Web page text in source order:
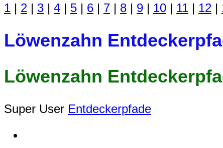
1 | 2 | 3 | 4 | 5 | 6 | 7 | 8 | 9 | 10 | 11 | 12 |
Löwenzahn
Löwenzahn
Super User Entdeckerpfade